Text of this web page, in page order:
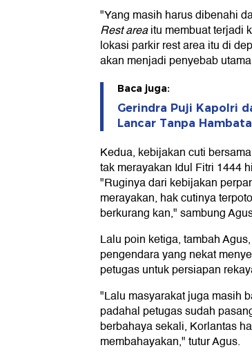
"Yang masih harus dibenahi
Rest areaitu membuat terjadi
lokasi parkir rest area itu di
akan menjadi penyebab
Baca juga:
Gerindra Puji Kapolri
Lancar Tanpa
Kedua, kebijakan cuti
tak merayakan Idul Fitri 1444
"Ruginya dari kebijakan
merayakan, hak cutinya
berkurang kan," sambung
Lalu poin ketiga, tambah
pengendara yang nekat
petugas untuk persiapan
"Lalu masyarakat juga masih
padahal petugas sudah
berbahaya sekali, Korlantas
membahayakan," tutur Agus.